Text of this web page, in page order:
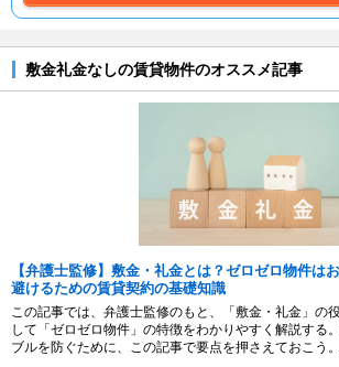
敷金礼金なしの賃貸物件のオススメ記事
【弁護士監修】敷金・礼金とは？ゼロゼロ物件は
避けるための賃貸契約の基礎知識
この記事では、弁護士監修のもと、「敷金・礼金」の
して「ゼロゼロ物件」の特徴をわかりやすく解説する
ブルを防ぐために、この記事で要点を押さえておこう。